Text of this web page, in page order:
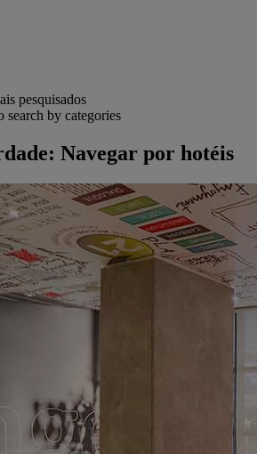
pesquisados
search by categories
Navegar por hotéis